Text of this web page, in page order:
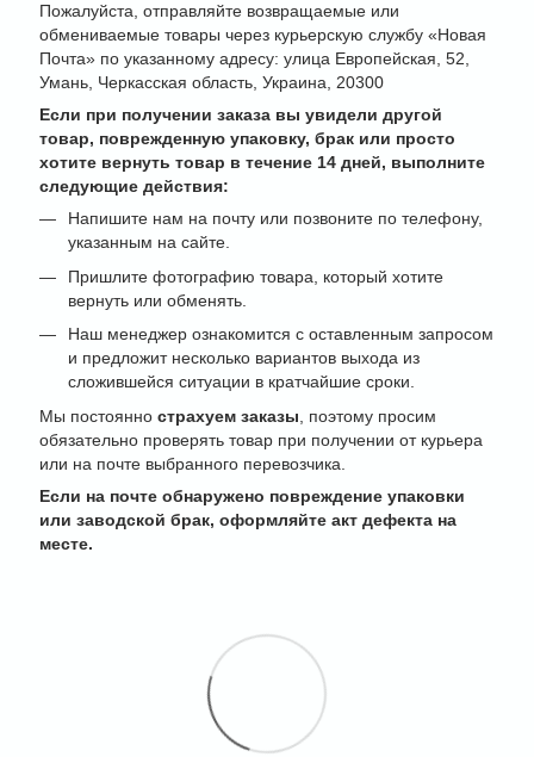
Пожалуйста, отправляйте возвращаемые или
обмениваемые товары через курьерскую службу «Новая
Почта» по указанному адресу: улица Европейская, 52,
Умань, Черкасская область, Украина, 20300
Если при получении заказа вы увидели другой
товар, поврежденную упаковку, брак или просто
хотите вернуть товар в течение 14 дней, выполните
следующие действия:
Напишите нам на почту или позвоните по телефону,
указанным на сайте.
Пришлите фотографию товара, который хотите
вернуть или обменять.
Наш менеджер ознакомится с оставленным запросом
и предложит несколько вариантов выхода из
сложившейся ситуации в кратчайшие сроки.
Мы постоянно страхуем заказы , поэтому просим
обязательно проверять товар при получении от курьера
или на почте выбранного перевозчика.
Если на почте обнаружено повреждение упаковки
или заводской брак, оформляйте акт дефекта на
месте.